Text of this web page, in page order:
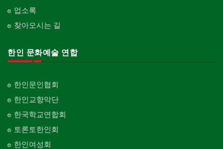
업소록
찾아오시는 길
한인 문화예술 연합
한인문인협회
한인교향악단
한국학교연합회
토론토한인회
한인여성회